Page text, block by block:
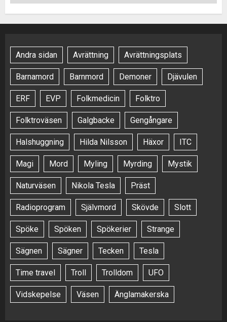
Andra sidan Avrättning Avrättningsplats
Barnamord Barnmord Demoner Djävulen
ERF EVP Folkmedicin Folktro
Folktroväsen Galgbacke Gengångare
Halshuggning Hilda Nilsson Häxor ITC
Magi Mord Myling Myrding Mystik
Naturväsen Nikola Tesla Präst
Radioprogram Självmord Skövde Slott
Spöke Spöken Spökerier Strange
Sägnen Sägner Tecken Tesla
Time travel Troll Trolldom UFO
Vidskepelse Väsen Änglamakerska